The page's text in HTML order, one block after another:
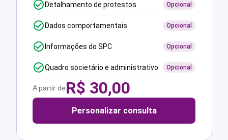
Detalhamento de protestos Opcional
Dados comportamentais Opcional
Informações do SPC Opcional
Quadro societário e administrativo Opcional
A partir deR$ 30,00
Personalizar consulta